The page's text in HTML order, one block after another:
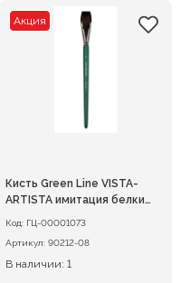
615,00 ₽.
Акция
Кисть Green Line VISTA-
ARTISTA имитация белки
плоская №08
Код: ГЦ-00001073
Артикул: 90212-08
В наличии: 1